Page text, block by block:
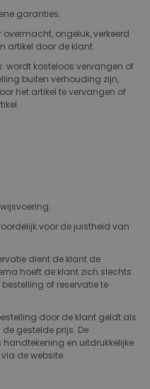
garanties.
ongeluk, verkeerd
artikel door de klant.
wordt kosteloos vervangen of
buiten verhouding zijn,
het artikel te vervangen of
voor de juistheid van
dient de klant de
hoeft de klant zich slechts
of reservatie te
door de klant geldt als
gestelde prijs. De
en uitdrukkelijke
de website.